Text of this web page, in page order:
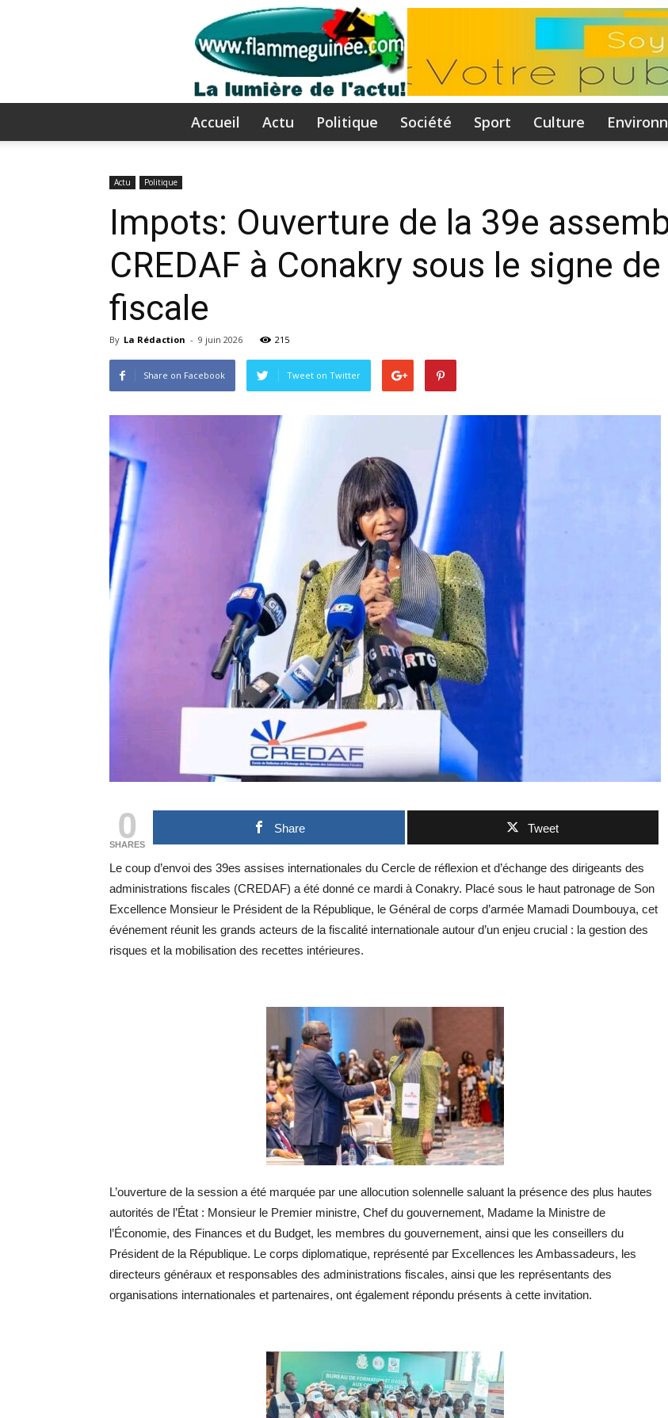
Accueil Actu Politique Société Sport Culture
Actu Politique
Impots: Ouverture de la 39e
CREDAF à Conakry sous le signe
fiscale
By La Rédaction - 9 juin 2026 215
Share on Facebook Tweet on Twitter
0
SHARES
Share Tweet
Le coup d’envoi des 39es assises internationales du Cercle de réflexion et d’échange des dirigeants des
administrations fiscales (CREDAF) a été donné ce mardi à Conakry. Placé sous le haut patronage de Son
Excellence Monsieur le Président de la République, le Général de corps d’armée Mamadi Doumbouya, cet
événement réunit les grands acteurs de la fiscalité internationale autour d’un enjeu crucial : la gestion des
risques et la mobilisation des recettes intérieures.
L’ouverture de la session a été marquée par une allocution solennelle saluant la présence des plus hautes
autorités de l’État : Monsieur le Premier ministre, Chef du gouvernement, Madame la Ministre de
l’Économie, des Finances et du Budget, les membres du gouvernement, ainsi que les conseillers du
Président de la République. Le corps diplomatique, représenté par Excellences les Ambassadeurs, les
directeurs généraux et responsables des administrations fiscales, ainsi que les représentants des
organisations internationales et partenaires, ont également répondu présents à cette invitation.